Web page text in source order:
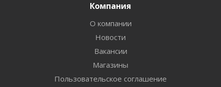
Компания
О компании
Новости
Вакансии
Магазины
Пользовательское соглашение